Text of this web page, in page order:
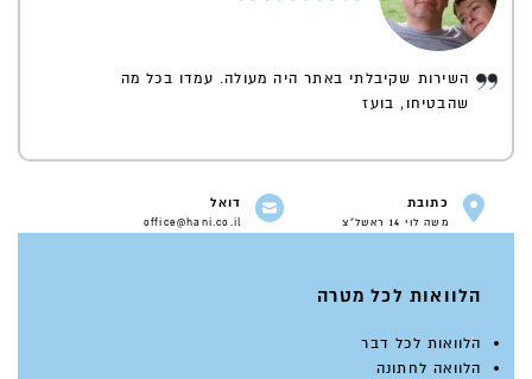
השירות שקיבלתי באתר היה מעולה. עמדו בכל מה
שהבטיחו, בועז
כתובת
משה לוי 14 ראשל"צ
דואל
office@hani.co.il
הלוואות לכל מטרה
הלוואות לכל דבר
הלוואה לחתונה